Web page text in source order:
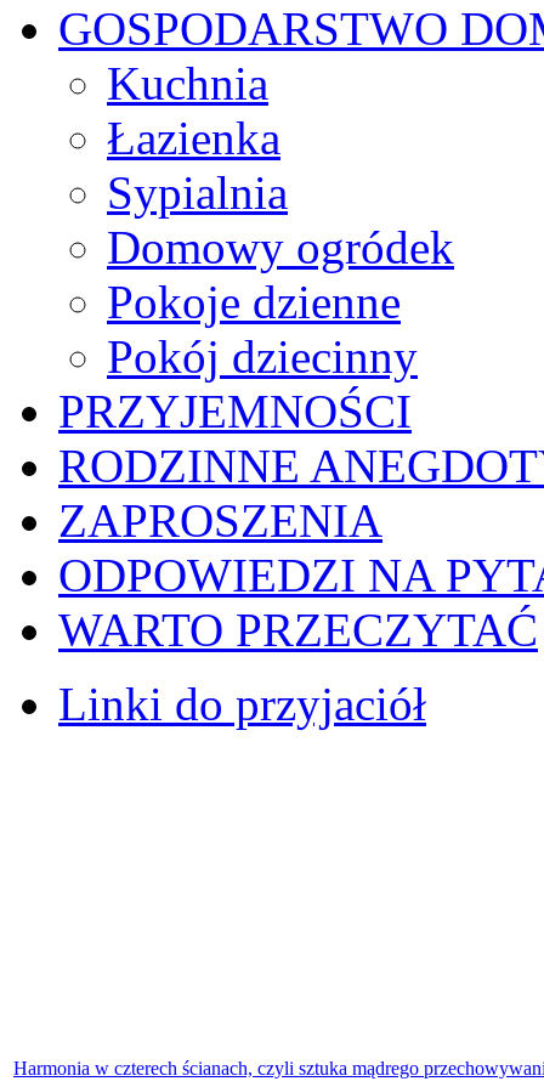
GOSPODARSTWO
Kuchnia
Łazienka
Sypialnia
Domowy ogródek
Pokoje dzienne
Pokój dziecinny
PRZYJEMNOŚCI
RODZINNE
ZAPROSZENIA
ODPOWIEDZI NA
WARTO PRZECZYTAĆ
Linki do przyjaciół
Harmonia w czterech ścianach, czyli sztuka mądrego